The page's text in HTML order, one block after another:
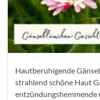
Hautberuhigende
strahlend schöne Haut